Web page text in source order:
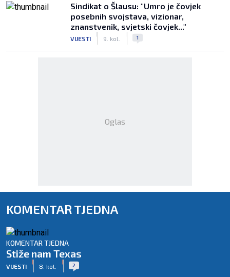
Sindikat o Šlausu: "Umro je čovjek
posebnih svojstava, vizionar,
znanstvenik, svjetski čovjek..."
VIJESTI 9. kol. 1
Oglas
KOMENTAR TJEDNA
KOMENTAR TJEDNA
Stiže nam Texas
VIJESTI 8. kol. 2